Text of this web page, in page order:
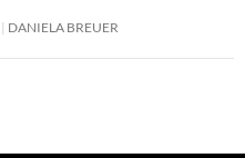
DANIELA BREUER